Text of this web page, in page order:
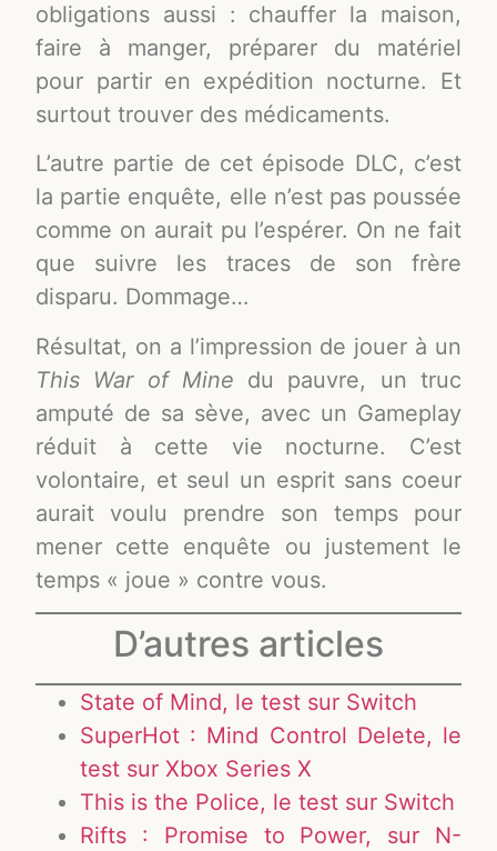
obligations aussi : chauffer la maison,
faire à manger, préparer du matériel
pour partir en expédition nocturne. Et
surtout trouver des médicaments.
L’autre partie de cet épisode DLC, c’est
la partie enquête, elle n’est pas poussée
comme on aurait pu l’espérer. On ne fait
que suivre les traces de son frère
disparu. Dommage…
Résultat, on a l’impression de jouer à un
This War of Mine du pauvre, un truc
amputé de sa sève, avec un Gameplay
réduit à cette vie nocturne. C’est
volontaire, et seul un esprit sans coeur
aurait voulu prendre son temps pour
mener cette enquête ou justement le
temps « joue » contre vous.
D’autres articles
State of Mind, le test sur Switch
SuperHot : Mind Control Delete, le
test sur Xbox Series X
This is the Police, le test sur Switch
Rifts : Promise to Power, sur N-